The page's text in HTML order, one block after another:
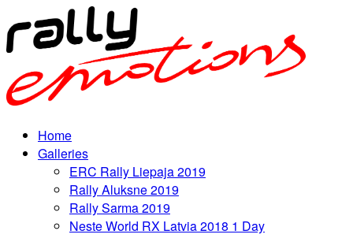
Home
Galleries
ERC Rally Liepaja 2019
Rally Aluksne 2019
Rally Sarma 2019
Neste World RX Latvia 2018 1 Day